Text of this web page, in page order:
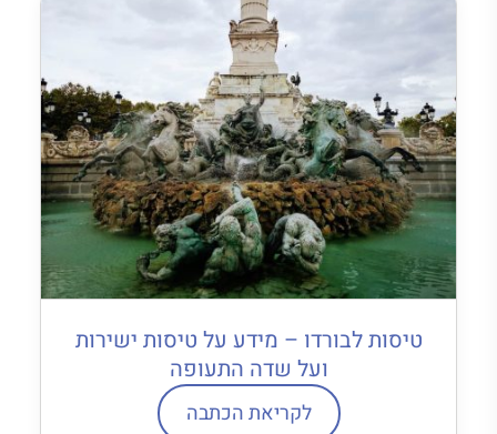
טיסות לבורדו – מידע על טיסות ישירות
ועל שדה התעופה
לקריאת הכתבה